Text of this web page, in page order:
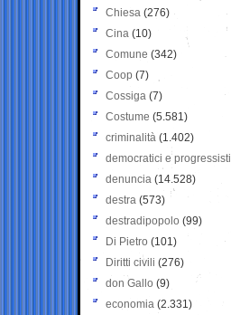
Chiesa (276)
Cina (10)
Comune (342)
Coop (7)
Cossiga (7)
Costume (5.581)
criminalità (1.402)
democratici e progressisti
denuncia (14.528)
destra (573)
destradipopolo (99)
Di Pietro (101)
Diritti civili (276)
don Gallo (9)
economia (2.331)